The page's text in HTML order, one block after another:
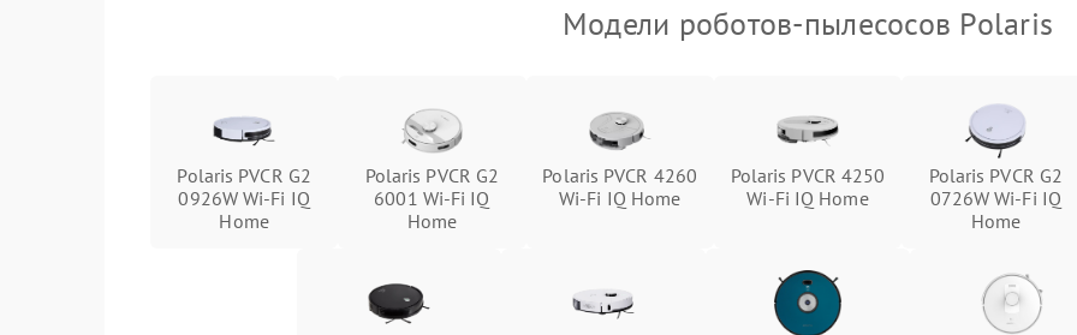
Модели роботов-пылесосов Polaris
Polaris PVCR G2
0926W Wi-Fi IQ
Home
Polaris PVCR G2
6001 Wi-Fi IQ
Home
Polaris PVCR 4260
Wi-Fi IQ Home
Polaris PVCR 4250
Wi-Fi IQ Home
Polaris PVCR G2
0726W Wi-Fi IQ
Home